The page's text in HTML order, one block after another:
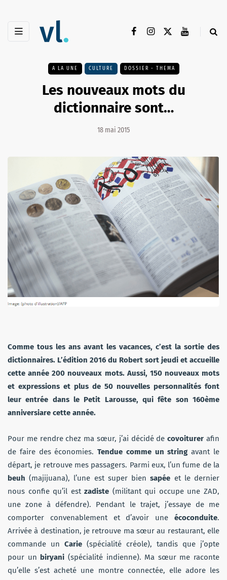
A LA UNE CULTURE DOSSIER - THEMA
Les nouveaux mots du
dictionnaire sont…
18 mai 2015
Comme tous les ans avant les vacances, c’est la sortie des
dictionnaires. L’édition 2016 du Robert sort jeudi et accueille
cette année 200 nouveaux mots. Aussi, 150 nouveaux mots
et expressions et plus de 50 nouvelles personnalités font
leur entrée dans le Petit Larousse, qui fête son 160ème
anniversiare cette année.
Pour me rendre chez ma sœur, j’ai décidé decovoiturer afin
de faire des économies.Tendue comme un stringavant le
départ, je retrouve mes passagers. Parmi eux, l’un fume de la
beuh (majijuana), l’une est super biensapée et le dernier
nous confie qu’il estzadiste (militant qui occupe une ZAD,
une zone à défendre). Pendant le trajet, j’essaye de me
comporter convenablement et d’avoir une écoconduite.
Arrivée à destination, je retrouve ma sœur au restaurant, elle
commande un Carie (spécialité créole), tandis que j’opte
pour un biryani (spécialité indienne). Ma sœur me raconte
qu’elle s’est acheté une montre connectée, elle adore les